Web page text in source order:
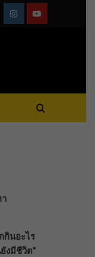
InstagramYoutube
กินอะไร
งมีชีวิต”